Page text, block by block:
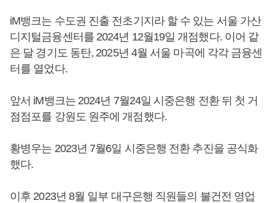
iM뱅크는 수도권 진출 전초기지라 할 수 있는 서울 가산
디지털금융센터를 2024년 12월19일 개점했다. 이어 같
은 달 경기도 동탄, 2025년 4월 서울 마곡에 각각 금융센
터를 열었다.
앞서 iM뱅크는 2024년 7월24일 시중은행 전환 뒤 첫 거
점점포를 강원도 원주에 개점했다.
황병우는 2023년 7월6일 시중은행 전환 추진을 공식화
했다.
이후 2023년 8월 일부 대구은행 직원들의 불건전 영업